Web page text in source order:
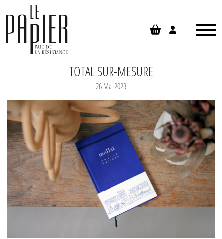
TOTAL SUR-MESURE
26 Mai 2023
Panneau de gestion des cookies